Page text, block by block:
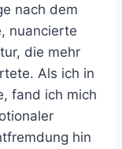
nach dem
nuancierte
die mehr
Als ich in
fand ich mich
hin